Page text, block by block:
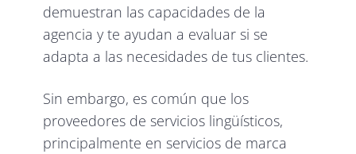
demuestran las capacidades de la
agencia y te ayudan a evaluar si se
adapta a las necesidades de tus clientes.
Sin embargo, es común que los
proveedores de servicios lingüísticos,
principalmente en servicios de marca